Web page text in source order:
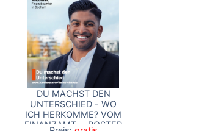
DU MACHST DEN
UNTERSCHIED - WO
ICH HERKOMME? VOM
FINANZAMT. - POSTER